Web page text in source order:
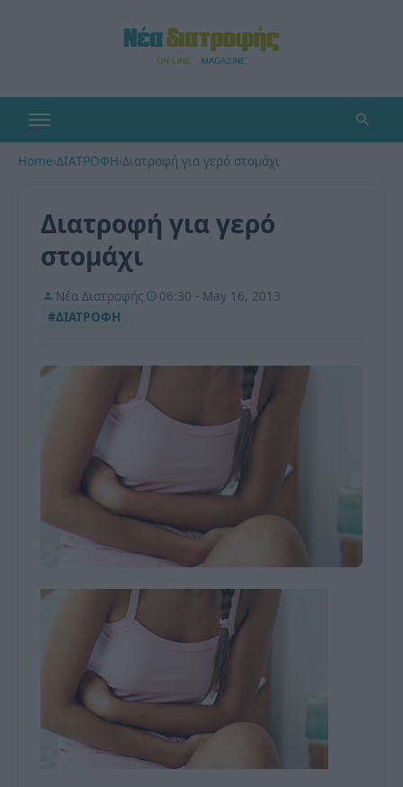
Home›ΔΙΑΤΡΟΦΗ›Διατροφή για γερό στομάχι
Διατροφή για γερό
στομάχι
Νέα Διατροφής
06:30 - May 16, 2013
#ΔΙΑΤΡΟΦΗ